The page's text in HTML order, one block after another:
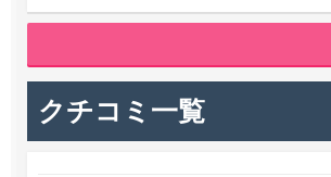
クチコミ一覧